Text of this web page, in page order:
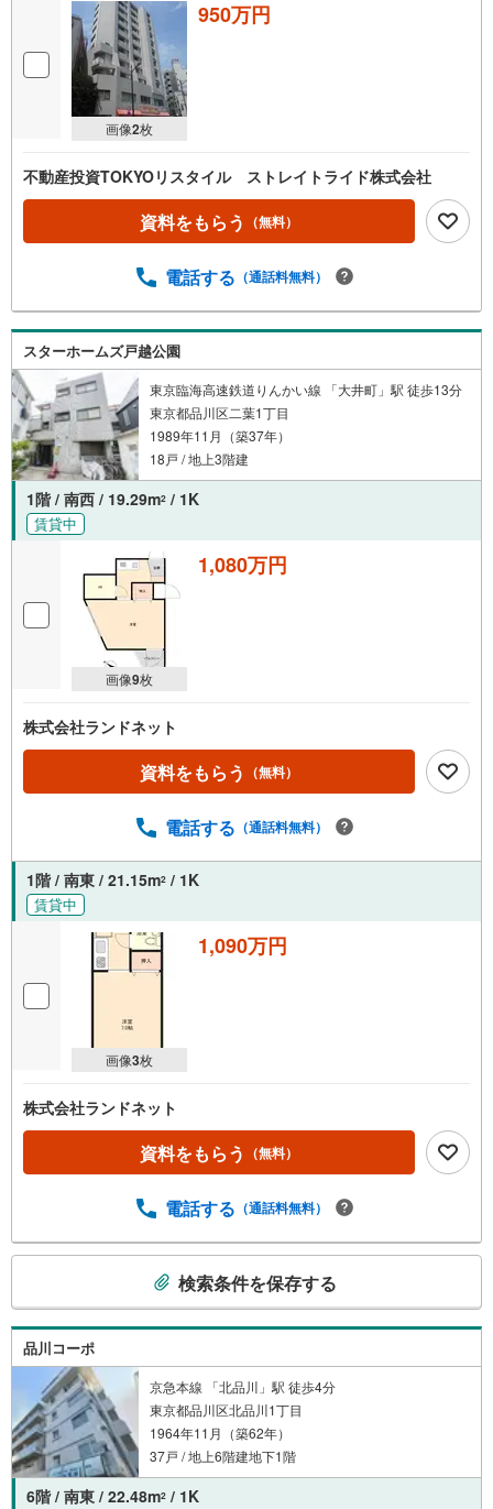
画像2枚
950万円
不動産投資TOKYOリスタイル ストレイトライド株式会社
資料をもらう （無料）
電話する （通話料無料）
スターホームズ戸越公園
東京臨海高速鉄道りんかい線 「大井町」駅 徒歩13分
東京都品川区二葉1丁目
1989年11月（築37年）
18戸 / 地上3階建
1階 / 南西 / 19.29m2 / 1K
賃貸中
画像9枚
1,080万円
株式会社ランドネット
資料をもらう （無料）
電話する （通話料無料）
1階 / 南東 / 21.15m2 / 1K
賃貸中
画像3枚
1,090万円
株式会社ランドネット
資料をもらう （無料）
電話する （通話料無料）
検
条
で
通
知
を
検索条件を保存する
品川コーポ
京急本線 「北品川」駅 徒歩4分
東京都品川区北品川1丁目
1964年11月（築62年）
37戸 / 地上6階建地下1階
6階 / 南東 / 22.48m2 / 1K